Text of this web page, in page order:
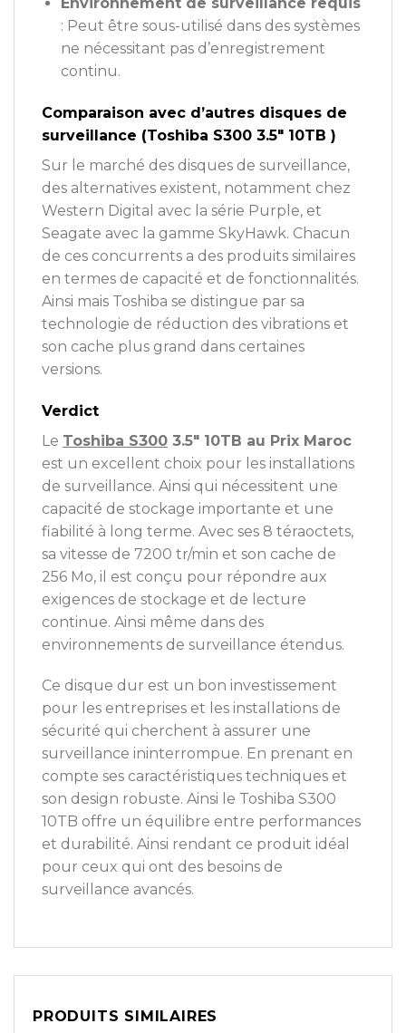
: Peut être sous-utilisé dans des systèmes
ne nécessitant pas d’enregistrement
continu.
Comparaison avec d’autres disques de
surveillance (Toshiba S300 3.5″ 10TB )
Sur le marché des disques de surveillance,
des alternatives existent, notamment chez
Western Digital avec la série Purple, et
Seagate avec la gamme SkyHawk. Chacun
de ces concurrents a des produits similaires
en termes de capacité et de fonctionnalités.
Ainsi mais Toshiba se distingue par sa
technologie de réduction des vibrations et
son cache plus grand dans certaines
versions.
Verdict
Le Toshiba S300 3.5″ 10TB au Prix Maroc
est un excellent choix pour les installations
de surveillance. Ainsi qui nécessitent une
capacité de stockage importante et une
fiabilité à long terme. Avec ses 8 téraoctets,
sa vitesse de 7200 tr/min et son cache de
256 Mo, il est conçu pour répondre aux
exigences de stockage et de lecture
continue. Ainsi même dans des
environnements de surveillance étendus.
Ce disque dur est un bon investissement
pour les entreprises et les installations de
sécurité qui cherchent à assurer une
surveillance ininterrompue. En prenant en
compte ses caractéristiques techniques et
son design robuste. Ainsi le Toshiba S300
10TB offre un équilibre entre performances
et durabilité. Ainsi rendant ce produit idéal
pour ceux qui ont des besoins de
surveillance avancés.
PRODUITS SIMILAIRES